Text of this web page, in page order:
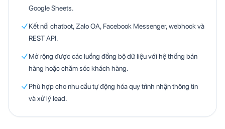
Google Sheets.
Kết nối chatbot, Zalo OA, Facebook Messenger, webhook và
REST API.
Mở rộng được các luồng đồng bộ dữ liệu với hệ thống bán
hàng hoặc chăm sóc khách hàng.
Phù hợp cho nhu cầu tự động hóa quy trình nhận thông tin
và xử lý lead.